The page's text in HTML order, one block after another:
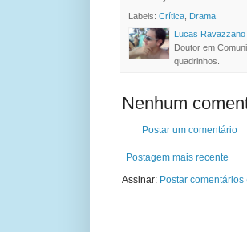
Labels: Crítica
Drama
Lucas Ravazzano
Doutor em
quadrinhos.
Nenhum
Postar um comentário
Postagem mais recente
Assinar: Postar comentários